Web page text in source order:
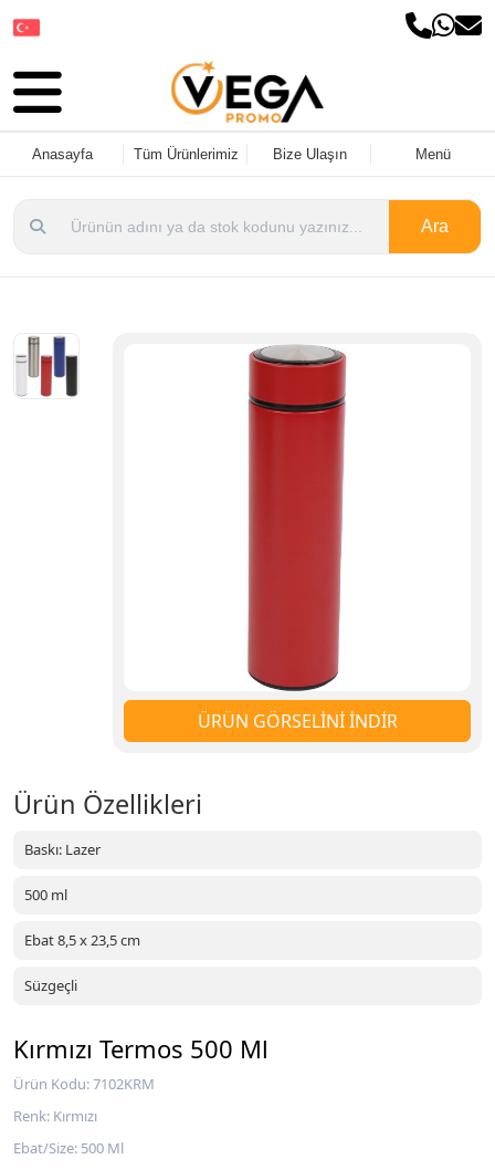
Anasayfa Tüm Ürünlerimiz Bize Ulaşın Menü
Ara
ÜRÜN GÖRSELİNİ İNDİR
Ürün Özellikleri
Baskı: Lazer
500 ml
Ebat 8,5 x 23,5 cm
Süzgeçli
Kırmızı Termos 500 Ml
Ürün Kodu: 7102KRM
Renk: Kırmızı
Ebat/Size: 500 Ml